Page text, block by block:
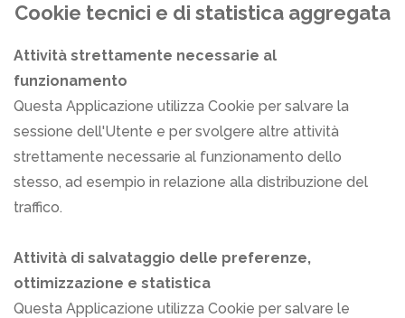
Cookie tecnici e di statistica aggregata
Attività strettamente necessarie al
funzionamento
Questa Applicazione utilizza Cookie per salvare la
sessione dell'Utente e per svolgere altre attività
strettamente necessarie al funzionamento dello
stesso, ad esempio in relazione alla distribuzione del
traffico.
Attività di salvataggio delle preferenze,
ottimizzazione e statistica
Questa Applicazione utilizza Cookie per salvare le